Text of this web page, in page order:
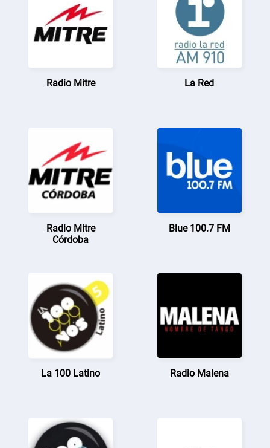
Radio Mitre La Red
Radio Mitre
Córdoba
Blue 100.7 FM
La 100 Latino Radio Malena